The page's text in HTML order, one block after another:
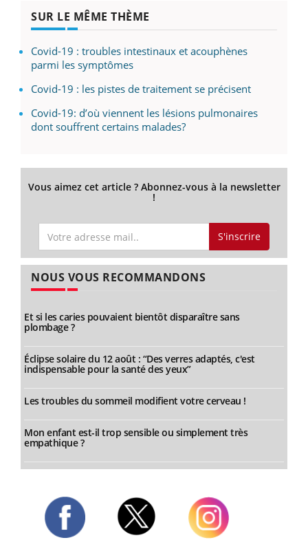
SUR LE MÊME THÈME
Covid-19 : troubles intestinaux et acouphènes
parmi les symptômes
Covid-19 : les pistes de traitement se précisent
Covid-19: d’où viennent les lésions pulmonaires
dont souffrent certains malades?
Vous aimez cet article ? Abonnez-vous à la newsletter
!
S'inscrire
NOUS VOUS RECOMMANDONS
Et si les caries pouvaient bientôt disparaître sans
plombage ?
Éclipse solaire du 12 août : “Des verres adaptés, c'est
indispensable pour la santé des yeux”
Les troubles du sommeil modifient votre cerveau !
Mon enfant est-il trop sensible ou simplement très
empathique ?